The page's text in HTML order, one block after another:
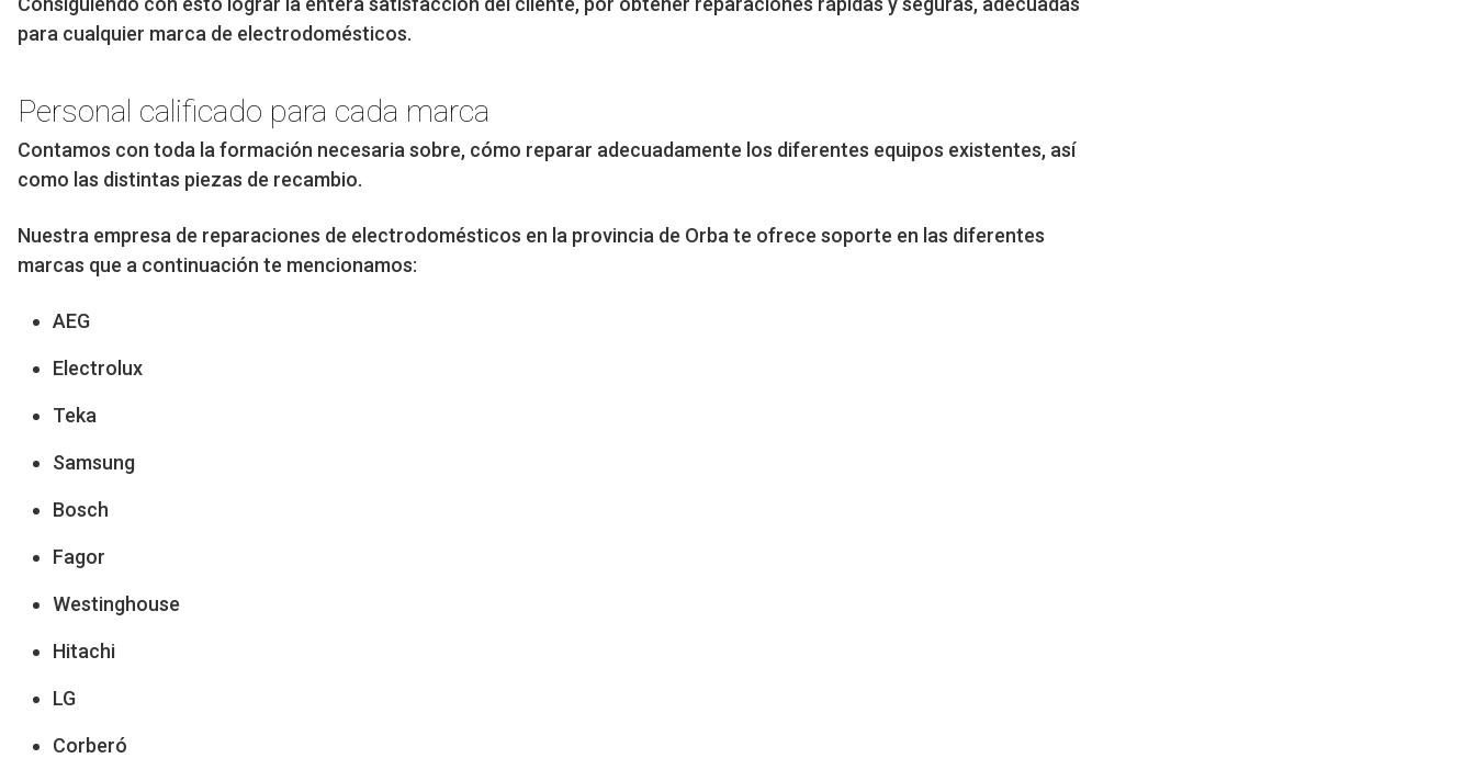
para cualquier marca de electrodomésticos.
Personal calificado para cada marca
Contamos con toda la formación necesaria sobre, cómo reparar adecuadamente los diferentes equipos existentes, así
como las distintas piezas de recambio.
Nuestra empresa de reparaciones de electrodomésticos en la provincia de Orba te ofrece soporte en las diferentes
marcas que a continuación te mencionamos:
AEG
Electrolux
Teka
Samsung
Bosch
Fagor
Westinghouse
Hitachi
LG
Corberó